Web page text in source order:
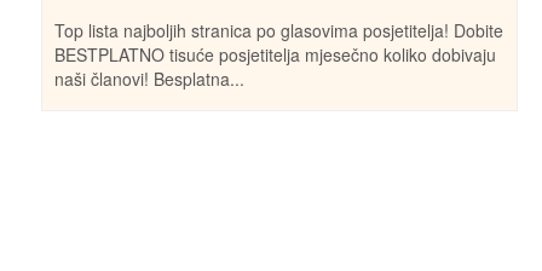
Top lista najboljih stranica po glasovima posjetitelja! Dobite
BESTPLATNO tisuće posjetitelja mjesečno koliko dobivaju
naši članovi! Besplatna...